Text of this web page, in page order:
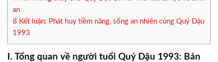
an
8 Kết luận: Phát huy tiềm năng, sống an nhiên cùng Quý Dậu
1993
I. Tổng quan về người tuổi Quý Dậu 1993: Bản